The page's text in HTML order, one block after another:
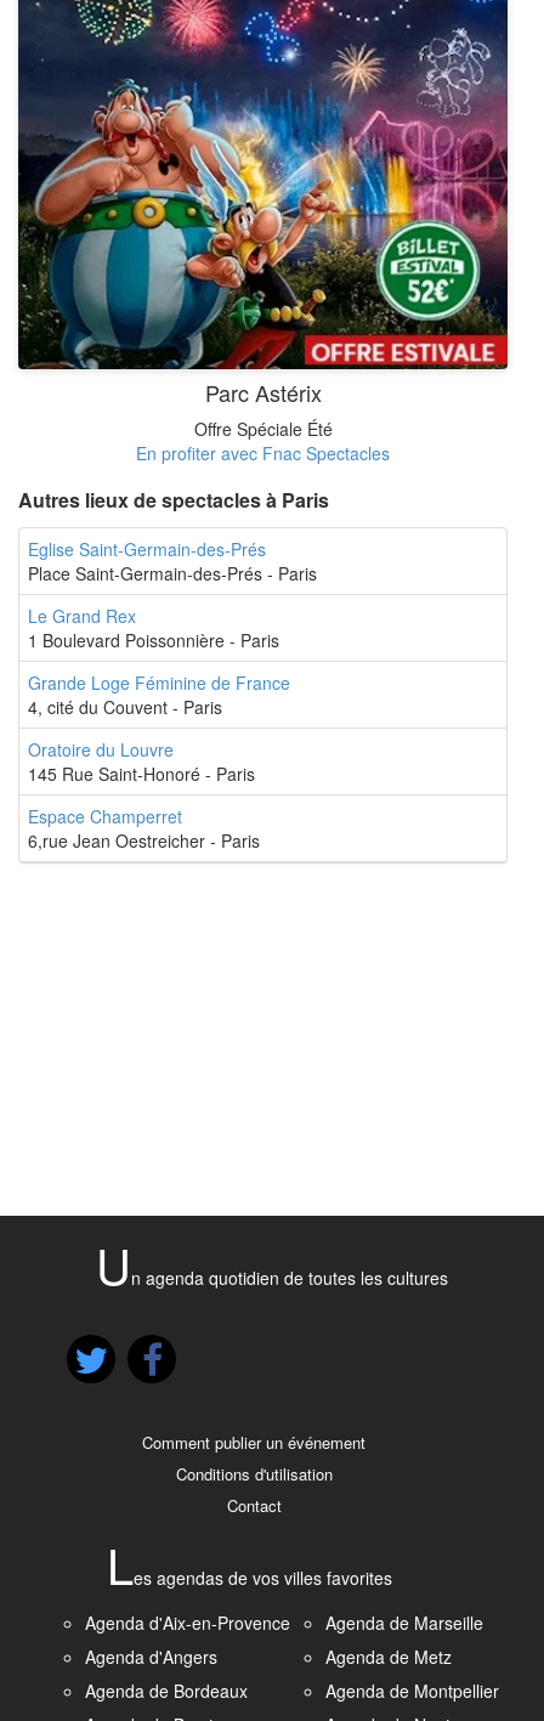
Parc Astérix
Offre Spéciale Été
En profiter avec Fnac Spectacles
Autres lieux de spectacles à Paris
Eglise Saint-Germain-des-Prés
Place Saint-Germain-des-Prés - Paris
Le Grand Rex
1 Boulevard Poissonnière - Paris
Grande Loge Féminine de France
4, cité du Couvent - Paris
Oratoire du Louvre
145 Rue Saint-Honoré - Paris
Espace Champerret
6,rue Jean Oestreicher - Paris
U n agenda quotidien de toutes les cultures
Comment publier un événement
Conditions d'utilisation
Contact
Les agendas de vos villes favorites
Agenda d'Aix-en-Provence
Agenda d'Angers
Agenda de Bordeaux
Agenda de Marseille
Agenda de Metz
Agenda de Montpellier